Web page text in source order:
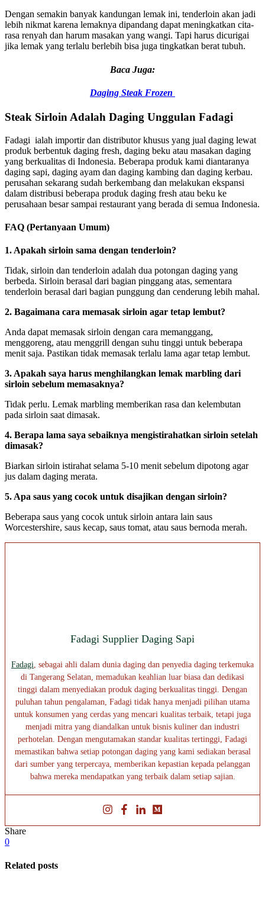
Dengan semakin banyak kandungan lemak ini, tenderloin akan jadi
lebih nikmat karena lemaknya dipandang dapat meningkatkan cita-
rasa renyah dan harum masakan yang wangi. Tapi harus dicurigai
jika lemak yang terlalu berlebih bisa juga tingkatkan berat tubuh.
Baca Juga:
Daging Steak Frozen
Steak Sirloin Adalah Daging Unggulan Fadagi
Fadagi ialah importir dan distributor khusus yang jual daging lewat
produk berbentuk daging fresh, daging beku atau masakan daging
yang berkualitas di Indonesia. Beberapa produk kami diantaranya
daging sapi, daging ayam dan daging kambing dan daging kerbau.
perusahan sekarang sudah berkembang dan melakukan ekspansi
dalam distribusi beberapa produk daging fresh atau beku ke
perusahaan besar sampai restaurant yang berada di semua Indonesia.
FAQ (Pertanyaan Umum)
1. Apakah sirloin sama dengan tenderloin?
Tidak, sirloin dan tenderloin adalah dua potongan daging yang
berbeda. Sirloin berasal dari bagian pinggang atas, sementara
tenderloin berasal dari bagian punggung dan cenderung lebih mahal.
2. Bagaimana cara memasak sirloin agar tetap lembut?
Anda dapat memasak sirloin dengan cara memanggang,
menggoreng, atau menggrill dengan suhu tinggi untuk beberapa
menit saja. Pastikan tidak memasak terlalu lama agar tetap lembut.
3. Apakah saya harus menghilangkan lemak marbling dari
sirloin sebelum memasaknya?
Tidak perlu. Lemak marbling memberikan rasa dan kelembutan
pada sirloin saat dimasak.
4. Berapa lama saya sebaiknya mengistirahatkan sirloin setelah
dimasak?
Biarkan sirloin istirahat selama 5-10 menit sebelum dipotong agar
jus dalam daging merata.
5. Apa saus yang cocok untuk disajikan dengan sirloin?
Beberapa saus yang cocok untuk sirloin antara lain saus
Worcestershire, saus kecap, saus tomat, atau saus bernoda merah.
Fadagi Supplier Daging Sapi
Fadagi, sebagai ahli dalam dunia daging dan penyedia daging terkemuka
di Tangerang Selatan, memadukan keahlian luar biasa dan dedikasi
tinggi dalam menyediakan produk daging berkualitas tinggi. Dengan
puluhan tahun pengalaman, Fadagi tidak hanya menjadi pilihan utama
untuk konsumen yang cerdas yang mencari kualitas terbaik, tetapi juga
menjadi mitra yang diandalkan untuk bisnis kuliner dan industri
perhotelan. Dengan mengutamakan standar kualitas tertinggi, Fadagi
memastikan bahwa setiap potongan daging yang kami sediakan berasal
dari sumber yang terpercaya, memberikan kepastian kepada pelanggan
bahwa mereka mendapatkan yang terbaik dalam setiap sajian.
Share
0
Related posts